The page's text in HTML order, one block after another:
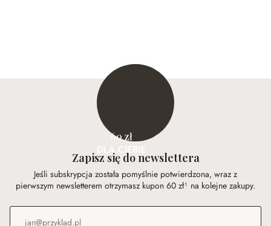
60 zł
DLA CIEBIE
Zapisz się do newslettera
Jeśli subskrypcja została pomyślnie potwierdzona, wraz z
pierwszym newsletterem otrzymasz kupon 60 zł¹ na kolejne zakupy.
Adres e-mail